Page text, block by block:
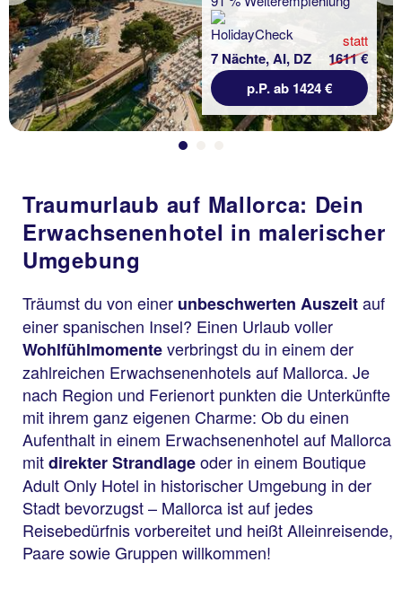
7 Nächte, AI, DZ
statt
1611 €
p.P. ab 1424 €
Traumurlaub auf Mallorca: Dein
Erwachsenenhotel in malerischer
Umgebung
Träumst du von einer unbeschwerten Auszeitauf
einer spanischen Insel? Einen Urlaub voller
Wohlfühlmomenteverbringst du in einem der
zahlreichen Erwachsenenhotels auf Mallorca. Je
nach Region und Ferienort punkten die Unterkünfte
mit ihrem ganz eigenen Charme: Ob du einen
Aufenthalt in einem Erwachsenenhotel auf Mallorca
mitdirekter Strandlageoder in einem Boutique
Adult Only Hotel in historischer Umgebung in der
Stadt bevorzugst – Mallorca ist auf jedes
Reisebedürfnis vorbereitet und heißt Alleinreisende,
Paare sowie Gruppen willkommen!
Cala d'Or
AluaSoul Mallorca Resort